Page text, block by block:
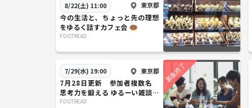
8/22(土) 11:00 東京都
今の生活と、ちょっと先の理想
をゆるく話すカフェ会 🍩
FOOTREAD
7/29(水) 19:00 東京都
7月28日更新 参加者複数名
思考力を鍛える ゆるーい雑談カ
フェ会☕️
FOOTREAD